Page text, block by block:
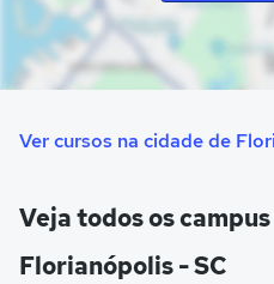
Ver cursos na cidade de
Veja todos os
Florianópolis - SC